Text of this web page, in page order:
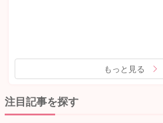
もっと見る
注目記事を探す